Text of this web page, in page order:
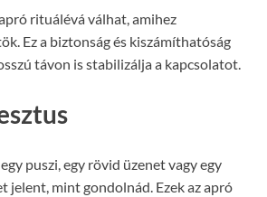
rituálévá válhat, amihez
Ez a biztonság és kiszámíthatóság
távon is stabilizálja a kapcsolatot.
egy puszi, egy rövid üzenet vagy egy
jelent, mint gondolnád. Ezek az apró